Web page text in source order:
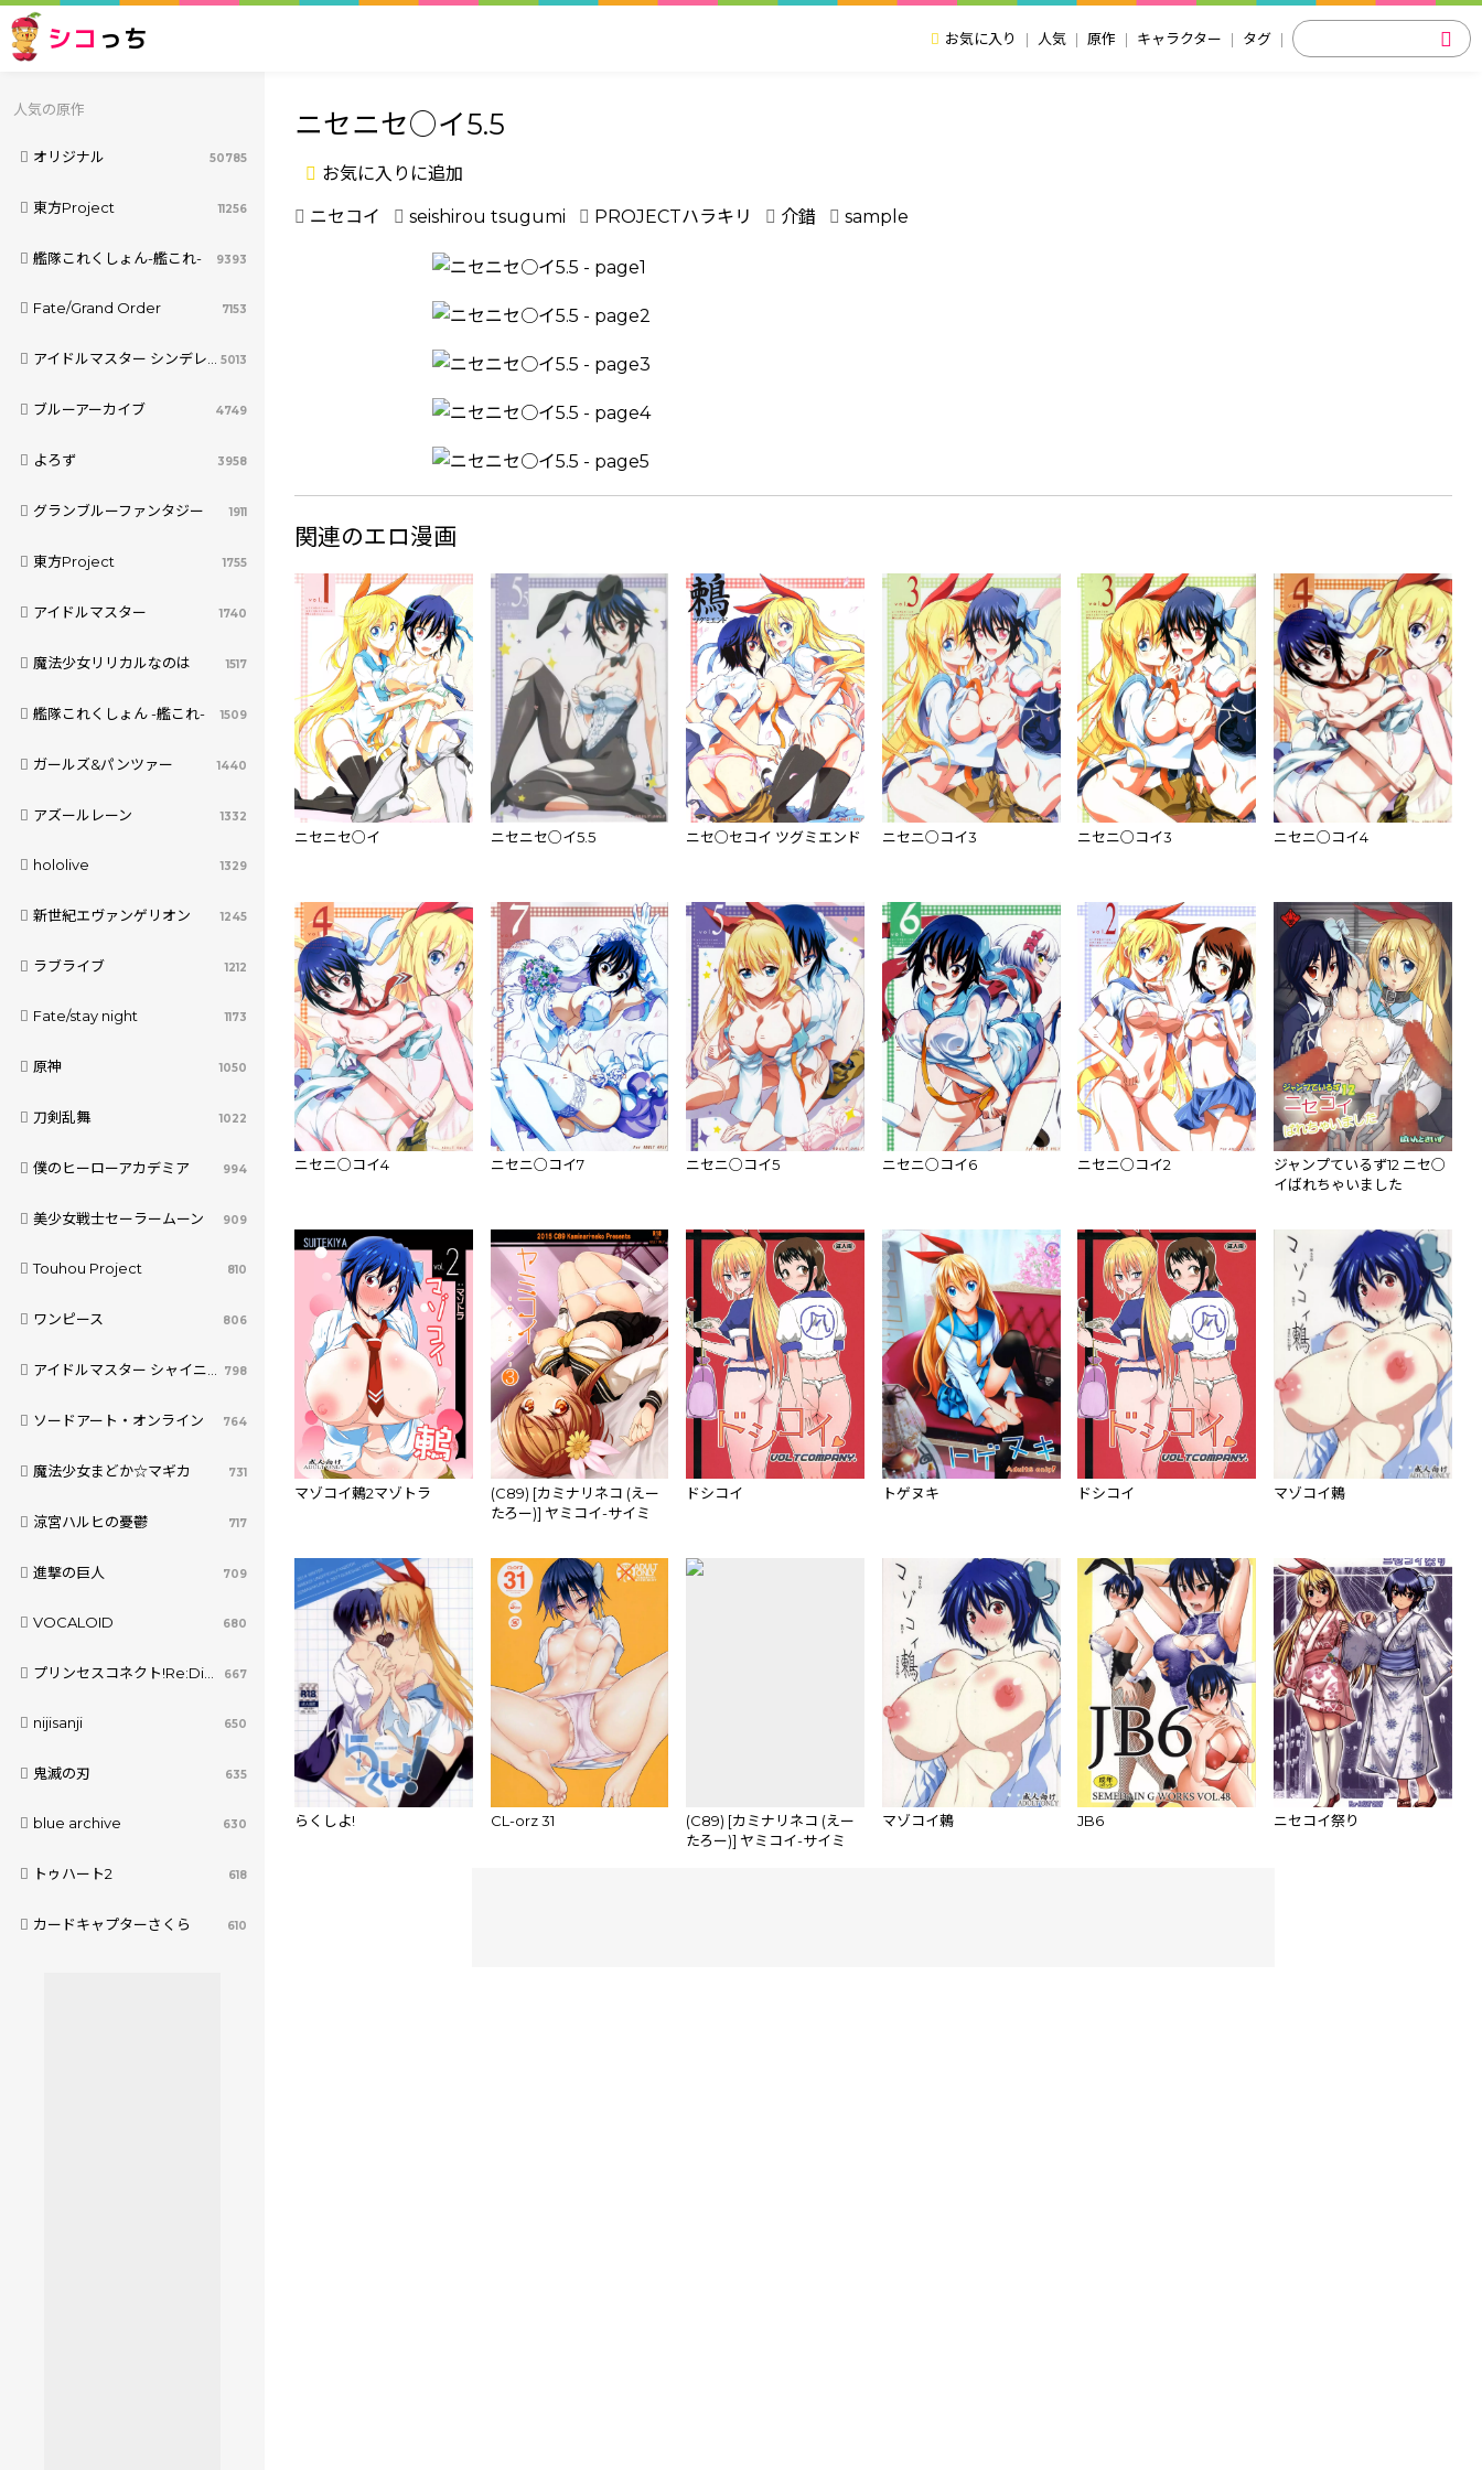
シコ っち お気に入り 人気 原作 キャラクター タグ
人気の原作
オリジナル 50785
東方Project 11256
艦隊これくしょん-艦これ- 9393
Fate/Grand Order 7153
アイドルマスター シンデレラガールズ 5013
ブルーアーカイブ 4749
よろず 3958
グランブルーファンタジー 1911
東方Project 1755
アイドルマスター 1740
魔法少女リリカルなのは 1517
艦隊これくしょん -艦これ- 1509
ガールズ&パンツァー 1440
アズールレーン 1332
hololive 1329
新世紀エヴァンゲリオン 1245
ラブライブ 1212
Fate/stay night 1173
原神 1050
刀剣乱舞 1022
僕のヒーローアカデミア 994
美少女戦士セーラームーン 909
Touhou Project 810
ワンピース 806
アイドルマスター シャイニーカラーズ 798
ソードアート・オンライン 764
魔法少女まどか☆マギカ 731
涼宮ハルヒの憂鬱 717
進撃の巨人 709
VOCALOID 680
プリンセスコネクト!Re:Dive 667
nijisanji 650
鬼滅の刃 635
blue archive 630
トゥハート2 618
カードキャプターさくら 610
ニセニセ○イ5.5
お気に入りに追加
ニセコイ seishirou tsugumi PROJECTハラキリ 介錯 sample
関連のエロ漫画
ニセニセ○イ ニセニセ○イ5.5 ニセ○セコイ ツグミエンド ニセニ○コイ3 ニセニ○コイ3 ニセニ○コイ4
ニセニ○コイ4 ニセニ○コイ7 ニセニ○コイ5 ニセニ○コイ6 ニセニ○コイ2
ジャンプているず12 ニセ○
イばれちゃいました
マゾコイ鶫2マゾトラ
(C89) [カミナリネコ (えー
たろー)] ヤミコイ-サイミ
ドシコイ トゲヌキ ドシコイ マゾコイ鶫
らくしよ! CL-orz 31
(C89) [カミナリネコ (えー
たろー)] ヤミコイ-サイミ
マゾコイ鶫 JB6 ニセコイ祭り